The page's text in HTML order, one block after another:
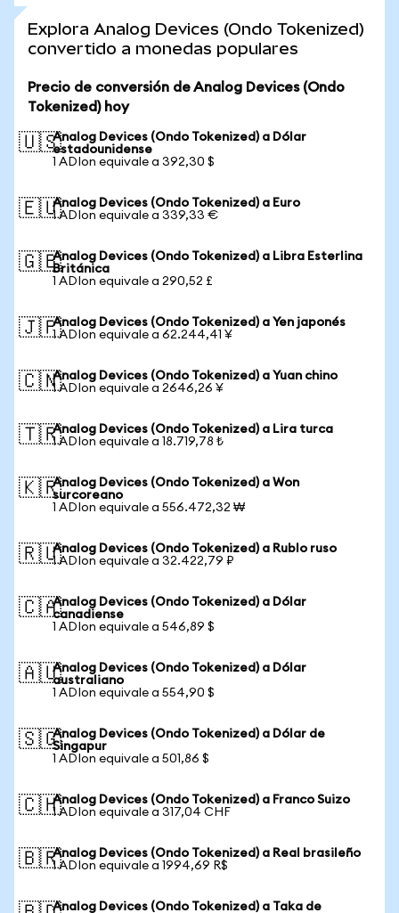
Explora Analog Devices (Ondo Tokenized)
convertido a monedas populares
Precio de conversión de Analog Devices (Ondo
Tokenized) hoy
🇺🇸Analog Devices (Ondo Tokenized) a Dólar
estadounidense
1 ADIon equivale a 392,30 $
🇪🇺Analog Devices (Ondo Tokenized) a Euro
1 ADIon equivale a 339,33 €
🇬🇧Analog Devices (Ondo Tokenized) a Libra Esterlina
Británica
1 ADIon equivale a 290,52 £
🇯🇵Analog Devices (Ondo Tokenized) a Yen japonés
1 ADIon equivale a 62.244,41 ¥
🇨🇳Analog Devices (Ondo Tokenized) a Yuan chino
1 ADIon equivale a 2646,26 ¥
🇹🇷Analog Devices (Ondo Tokenized) a Lira turca
1 ADIon equivale a 18.719,78 ₺
🇰🇷Analog Devices (Ondo Tokenized) a Won
surcoreano
1 ADIon equivale a 556.472,32 ₩
🇷🇺Analog Devices (Ondo Tokenized) a Rublo ruso
1 ADIon equivale a 32.422,79 ₽
🇨🇦Analog Devices (Ondo Tokenized) a Dólar
canadiense
1 ADIon equivale a 546,89 $
🇦🇺Analog Devices (Ondo Tokenized) a Dólar
australiano
1 ADIon equivale a 554,90 $
🇸🇬Analog Devices (Ondo Tokenized) a Dólar de
Singapur
1 ADIon equivale a 501,86 $
🇨🇭Analog Devices (Ondo Tokenized) a Franco Suizo
1 ADIon equivale a 317,04 CHF
🇧🇷Analog Devices (Ondo Tokenized) a Real brasileño
1 ADIon equivale a 1994,69 R$
Analog Devices (Ondo Tokenized) a Taka de